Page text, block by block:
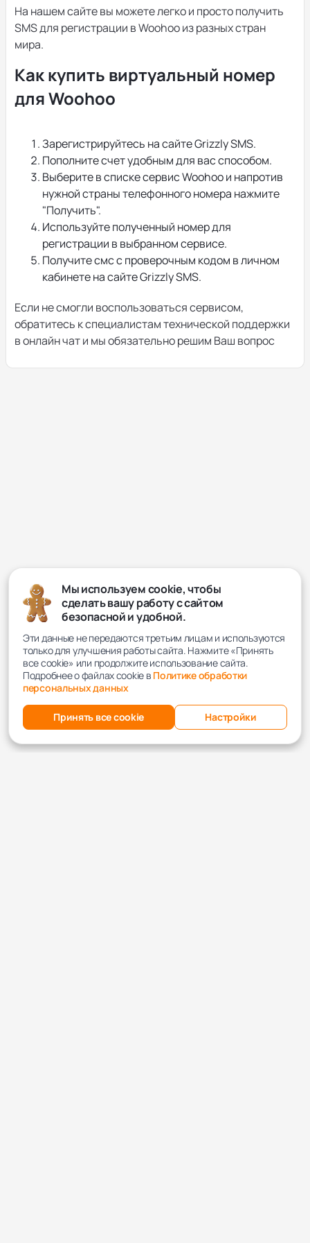
На нашем сайте вы можете легко и просто получить
SMS для регистрации в Woohoo из разных стран
мира.
Как купить виртуальный номер
для Woohoo
Зарегистрируйтесь на сайте Grizzly SMS.
Пополните счет удобным для вас способом.
Выберите в списке сервис Woohoo и напротив
нужной страны телефонного номера нажмите
"Получить".
Используйте полученный номер для
регистрации в выбранном сервисе.
Получите смс с проверочным кодом в личном
кабинете на сайте Grizzly SMS.
Если не смогли воспользоваться сервисом,
обратитесь к специалистам технической поддержки
в онлайн чат и мы обязательно решим Ваш вопрос
Мы используем cookie, чтобы
сделать вашу работу с сайтом
безопасной и удобной.
Эти данные не передаются третьим лицам и используются
только для улучшения работы сайта. Нажмите «Принять
все cookie» или продолжите использование сайта.
Подробнее о файлах cookie в Политике обработки
персональных данных
Принять все cookie Настройки